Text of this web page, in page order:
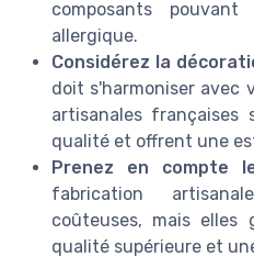
composants
allergique.
Considérez la
doit s'harmoniser avec
artisanales
qualité et offrent une
Prenez en compte
fabrication
coûteuses, mais elles
qualité supérieure et